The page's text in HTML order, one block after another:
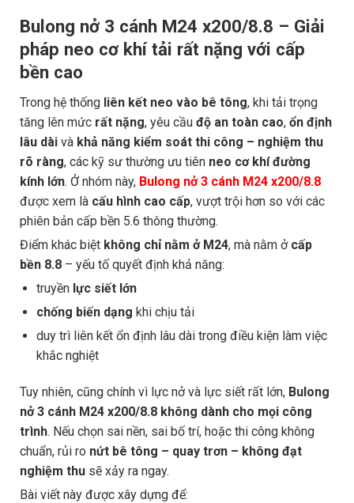
Bulong nở 3 cánh M24 x200/8.8 – Giải
pháp neo cơ khí tải rất nặng với cấp
bền cao
Trong hệ thống liên kết neo vào bê tông, khi tải trọng
tăng lên mức rất nặng, yêu cầu độ an toàn cao, ổn định
lâu dài và khả năng kiểm soát thi công – nghiệm thu
rõ ràng, các kỹ sư thường ưu tiên neo cơ khí đường
kính lớn. Ở nhóm này, Bulong nở 3 cánh M24 x200/8.8
được xem là cấu hình cao cấp, vượt trội hơn so với các
phiên bản cấp bền 5.6 thông thường.
Điểm khác biệt không chỉ nằm ở M24, mà nằm ở cấp
bền 8.8 – yếu tố quyết định khả năng:
truyền lực siết lớn
chống biến dạng khi chịu tải
duy trì liên kết ổn định lâu dài trong điều kiện làm việc
khắc nghiệt
Tuy nhiên, cũng chính vì lực nở và lực siết rất lớn, Bulong
nở 3 cánh M24 x200/8.8 không dành cho mọi công
trình. Nếu chọn sai nền, sai bố trí, hoặc thi công không
chuẩn, rủi ro nứt bê tông – quay trơn – không đạt
nghiệm thu sẽ xảy ra ngay.
Bài viết này được xây dựng để: